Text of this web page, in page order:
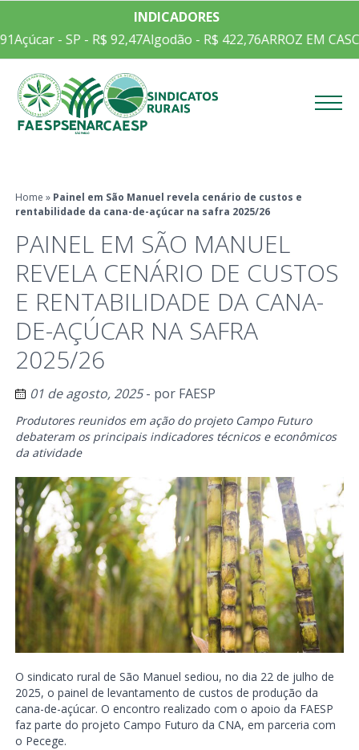
INDICADORES
Açúcar - SP - R$ 92,47Algodão - R$ 422,76ARROZ EM
Home » Painel em São Manuel revela cenário de custos e
rentabilidade da cana-de-açúcar na safra 2025/26
PAINEL EM SÃO MANUEL
REVELA CENÁRIO DE CUSTOS
E RENTABILIDADE DA CANA-
DE-AÇÚCAR NA SAFRA
2025/26
01 de agosto, 2025- por FAESP
Produtores reunidos em ação do projeto Campo Futuro
debateram os principais indicadores técnicos e econômicos
da atividade
O sindicato rural de São Manuel sediou, no dia 22 de julho de
2025, o painel de levantamento de custos de produção da
cana-de-açúcar. O encontro realizado com o apoio da FAESP
faz parte do projeto Campo Futuro da CNA, em parceria com
o Pecege.